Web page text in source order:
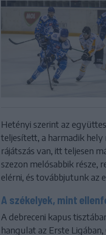
Hetényi szerint az
teljesített, a harmadik
rájátszás van, itt teljesen
szezon melósabbik része,
elérni, és továbbjutunk az
A székelyek, mint
A debreceni kapus
hangulat az Erste